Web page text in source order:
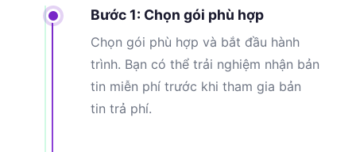
Bước 1: Chọn gói phù hợp
Chọn gói phù hợp và bắt đầu hành
trình. Bạn có thể trải nghiệm nhận bản
tin miễn phí trước khi tham gia bản
tin trả phí.